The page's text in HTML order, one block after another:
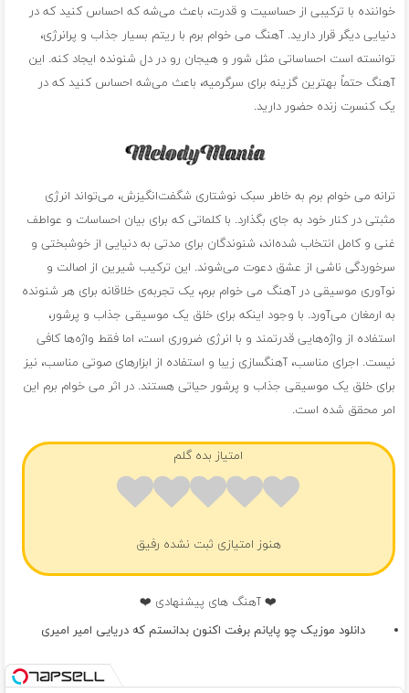
خواننده با ترکیبی از حساسیت و قدرت، باعث می‌شه که احساس کنید که در
دنیایی دیگر قرار دارید. آهنگ می خوام برم با ریتم بسیار جذاب و پرانرژی،
توانسته است احساساتی مثل شور و هیجان رو در دل شنونده ایجاد کنه. این
آهنگ حتماً بهترین گزینه برای سرگرمیه، باعث می‌شه احساس کنید که در
یک کنسرت زنده حضور دارید.
ترانه‌ می خوام برم به خاطر سبک نوشتاری شگفت‌انگیزش، می‌تواند انرژی
مثبتی در کنار خود به جای بگذارد. با کلماتی که برای بیان احساسات و عواطف
غنی و کامل انتخاب شده‌اند، شنوندگان برای مدتی به دنیایی از خوشبختی و
سرخوردگی ناشی از عشق دعوت می‌شوند. این ترکیب شیرین از اصالت و
نوآوری موسیقی در آهنگ می خوام برم، یک تجربه‌ی خلاقانه برای هر شنونده
به ارمغان می‌آورد. با وجود اینکه برای خلق یک موسیقی جذاب و پرشور،
استفاده از واژه‌هایی قدرتمند و با انرژی ضروری است، اما فقط واژه‌ها کافی
نیست. اجرای مناسب، آهنگسازی زیبا و استفاده از ابزارهای صوتی مناسب، نیز
برای خلق یک موسیقی جذاب و پرشور حیاتی هستند. در اثر می خوام برم این
امر محقق شده است.
امتیاز بده گلم
هنوز امتیازی ثبت نشده رفیق
❤️ آهنگ های پیشنهادی ❤️
دانلود موزیک چو پایانم برفت اکنون بدانستم که دریایی امیر امیری